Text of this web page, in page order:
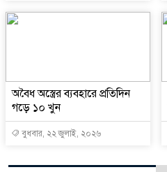
অবৈধ অস্ত্রের ব্যবহারে প্রতিদিন
গড়ে ১০ খুন
বুধবার, ২২ জুলাই, ২০২৬